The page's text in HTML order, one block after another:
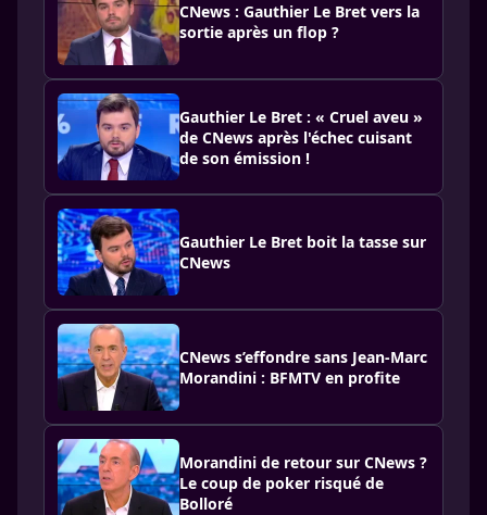
CNews : Gauthier Le Bret vers la
sortie après un flop ?
Gauthier Le Bret : « Cruel aveu »
de CNews après l'échec cuisant
de son émission !
Gauthier Le Bret boit la tasse sur
CNews
CNews s’effondre sans Jean-Marc
Morandini : BFMTV en profite
Morandini de retour sur CNews ?
Le coup de poker risqué de
Bolloré